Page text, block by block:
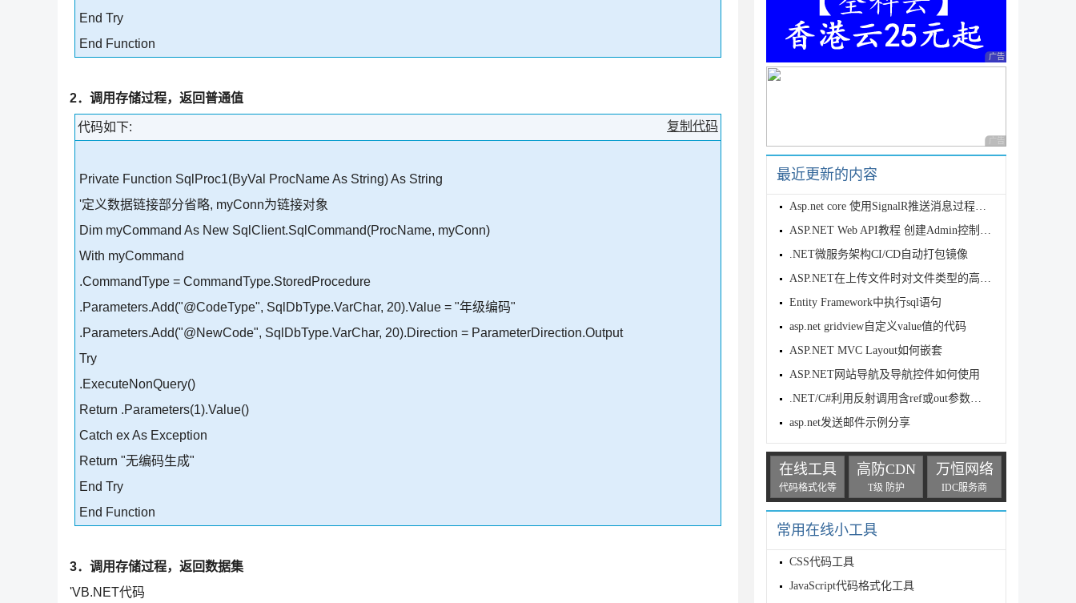
End Try
End Function
2．调用存储过程，返回普通值
复制代码
代码如下:
Private Function SqlProc1(ByVal ProcName As String) As String
'定义数据链接部分省略, myConn为链接对象
Dim myCommand As New SqlClient.SqlCommand(ProcName, myConn)
With myCommand
.CommandType = CommandType.StoredProcedure
.Parameters.Add("@CodeType", SqlDbType.VarChar, 20).Value = "年级编码"
.Parameters.Add("@NewCode", SqlDbType.VarChar, 20).Direction = ParameterDirection.Output
Try
.ExecuteNonQuery()
Return .Parameters(1).Value()
Catch ex As Exception
Return "无编码生成"
End Try
End Function
3．调用存储过程，返回数据集
'VB.NET代码
广告 商业广告，理性
广告 商业广告，理性
最近更新的内容
Asp.net core 使用SignalR推送消息过程详解
ASP.NET Web API教程 创建Admin控制器实例分享
.NET微服务架构CI/CD自动打包镜像
ASP.NET在上传文件时对文件类型的高级判断的代码
Entity Framework中执行sql语句
asp.net gridview自定义value值的代码
ASP.NET MVC Layout如何嵌套
ASP.NET网站导航及导航控件如何使用
.NET/C#利用反射调用含ref或out参数的方法示例代码
asp.net发送邮件示例分享
在线工具
代码格式化等
高防CDN
T级 防护
万恒网络
IDC服务商
常用在线小工具
CSS代码工具
JavaScript代码格式化工具